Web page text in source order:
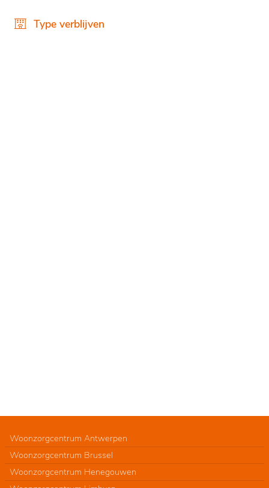
sfeer. Het gebouw zelf is ontworpen voor maximaal
Type verblijven
Woonzorgcentrum Antwerpen
Woonzorgcentrum Brussel
Woonzorgcentrum Henegouwen